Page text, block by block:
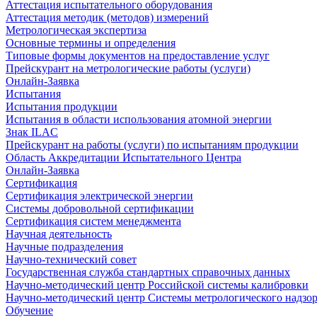
Аттестация испытательного оборудования
Аттестация методик (методов) измерений
Метрологическая экспертиза
Основные термины и определения
Типовые формы документов на предоставление услуг
Прейскурант на метрологические работы (услуги)
Онлайн-Заявка
Испытания
Испытания продукции
Испытания в области использования атомной энергии
Знак ILAC
Прейскурант на работы (услуги) по испытаниям продукции
Область Аккредитации Испытательного Центра
Онлайн-Заявка
Сертификация
Сертификация электрической энергии
Системы добровольной сертификации
Сертификация систем менеджмента
Научная деятельность
Научные подразделения
Научно-технический совет
Государственная служба стандартных справочных данных
Научно-методический центр Российской системы калибровки
Научно-методический центр Системы метрологического
Обучение